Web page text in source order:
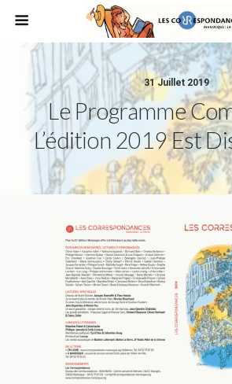
31 Juillet 2019
Le Programme
L’édition 2019 Est